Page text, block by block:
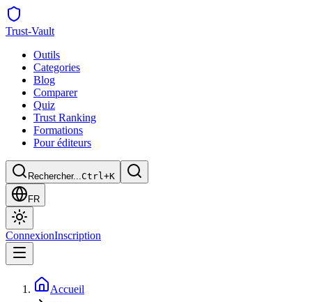
Trust-Vault
Outils
Categories
Blog
Comparer
Quiz
Trust Ranking
Formations
Pour éditeurs
Rechercher...Ctrl+K
FR
ConnexionInscription
Accueil